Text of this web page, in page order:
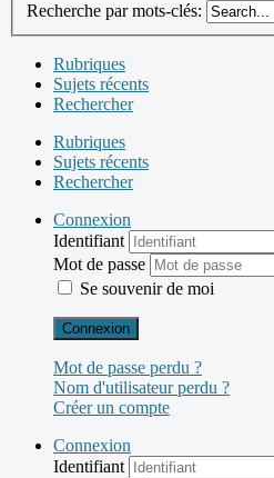
Recherche par mots-clés:
Rubriques
Sujets récents
Rechercher
Rubriques
Sujets récents
Rechercher
Connexion
Identifiant
Mot de passe
Se souvenir de moi
Connexion
Mot de passe perdu ?
Nom d'utilisateur perdu ?
Créer un compte
Connexion
Identifiant